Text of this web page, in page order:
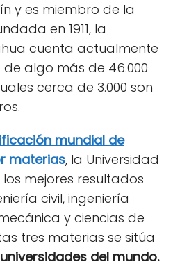
y es miembro de la
en 1911, la
cuenta actualmente
algo más de 46.000
cerca de 3.000 son
mundial de
materias, la Universidad
mejores resultados
civil, ingeniería
y ciencias de
tres materias se sitúa
del mundo.